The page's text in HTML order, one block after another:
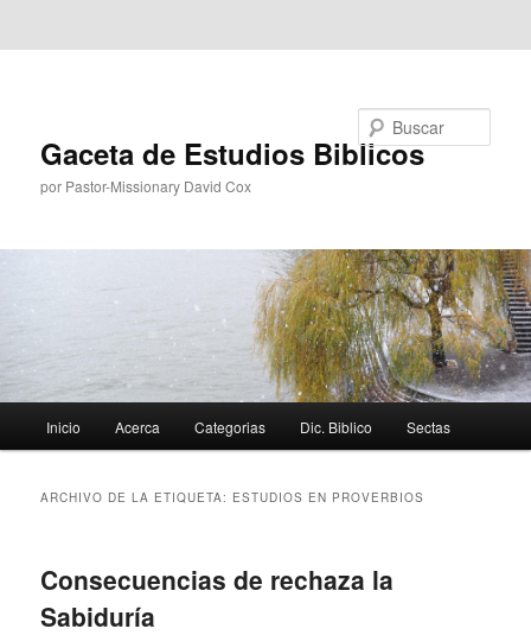
Gaceta de Estudios Biblicos
por Pastor-Missionary David Cox
principal
Inicio Acerca Categorias Dic. Biblico Sectas
ARCHIVO DE LA ETIQUETA: ESTUDIOS EN PROVERBIOS
Consecuencias de rechaza la
Sabiduría